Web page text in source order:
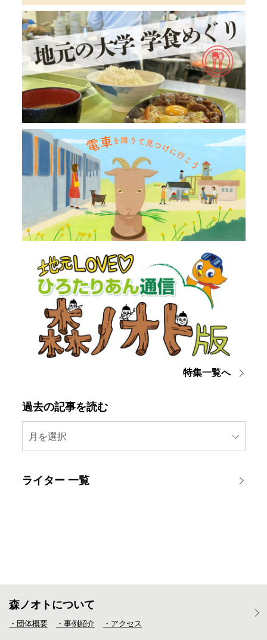
特集一覧へ
過去の記事を読む
月を選択
ライター 一覧
森ノオトについて
・団体概要 ・事例紹介 ・アクセス